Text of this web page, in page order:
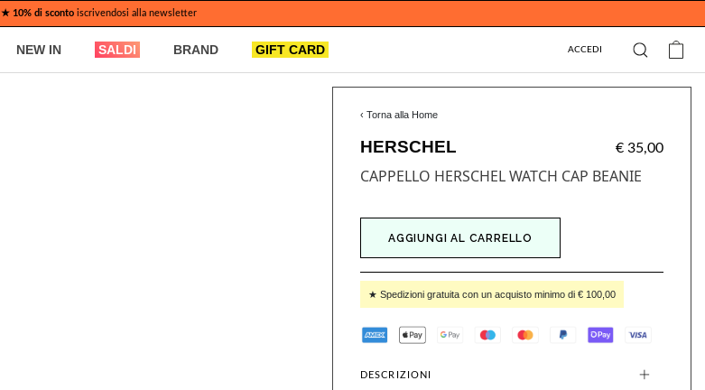
★ 10% di scontoiscrivendosi alla newsletter
NEW IN SALDI BRAND GIFT CARD ACCEDI
‹ Torna alla Home
HERSCHEL € 35,00
CAPPELLO HERSCHEL WATCH CAP BEANIE
AGGIUNGI AL CARRELLO
★ Spedizioni gratuita con un acquisto minimo di € 100,00
DESCRIZIONI